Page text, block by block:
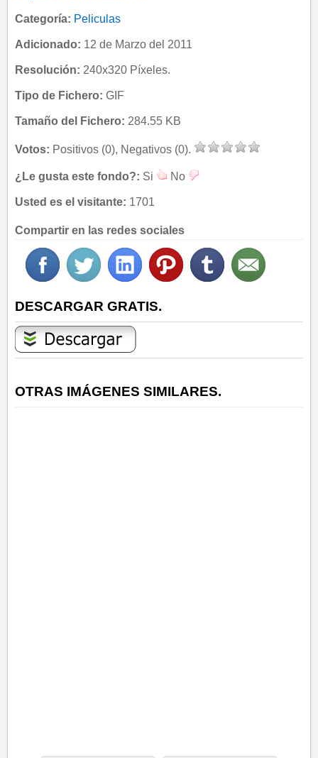
Categoría: Peliculas
Adicionado: 12 de Marzo del 2011
Resolución: 240x320 Píxeles.
Tipo de Fichero: GIF
Tamaño del Fichero: 284.55 KB
Votos: Positivos (0), Negativos (0).
¿Le gusta este fondo?: Si No
Usted es el visitante: 1701
Compartir en las redes sociales
DESCARGAR GRATIS.
OTRAS IMÁGENES SIMILARES.